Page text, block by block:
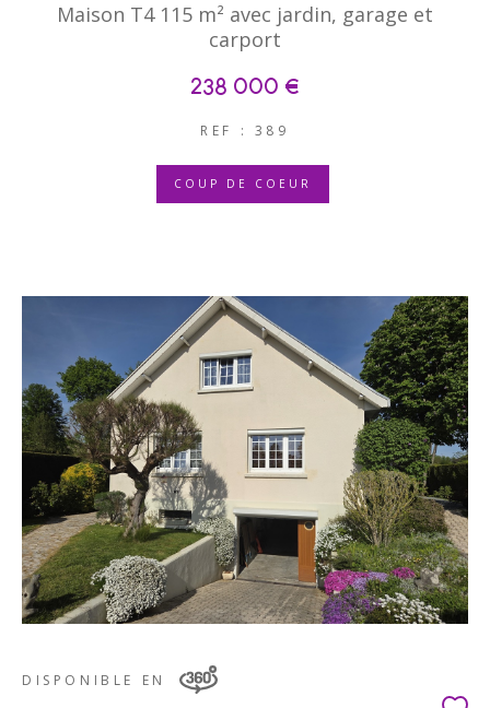
Maison T4 115 m² avec jardin, garage et
carport
238 000 €
REF : 389
COUP DE COEUR
DISPONIBLE EN